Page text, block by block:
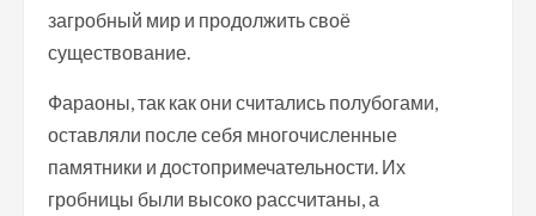
загробный мир и продолжить своё
существование.
Фараоны, так как они считались полубогами,
оставляли после себя многочисленные
памятники и достопримечательности. Их
гробницы были высоко рассчитаны, а